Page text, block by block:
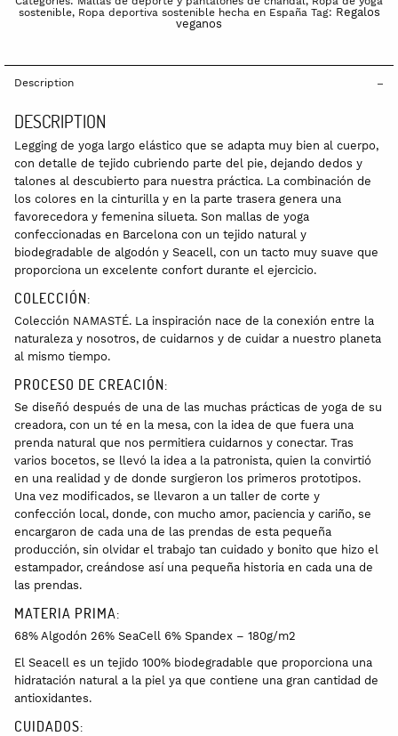
sostenible, Ropa deportiva sostenible hecha en España Tag: Regalos
veganos
Description
DESCRIPTION
Legging de yoga largo elástico que se adapta muy bien al cuerpo,
con detalle de tejido cubriendo parte del pie, dejando dedos y
talones al descubierto para nuestra práctica. La combinación de
los colores en la cinturilla y en la parte trasera genera una
favorecedora y femenina silueta. Son mallas de yoga
confeccionadas en Barcelona con un tejido natural y
biodegradable de algodón y Seacell, con un tacto muy suave que
proporciona un excelente confort durante el ejercicio.
COLECCIÓN:
Colección NAMASTÉ. La inspiración nace de la conexión entre la
naturaleza y nosotros, de cuidarnos y de cuidar a nuestro planeta
al mismo tiempo.
PROCESO DE CREACIÓN:
Se diseñó después de una de las muchas prácticas de yoga de su
creadora, con un té en la mesa, con la idea de que fuera una
prenda natural que nos permitiera cuidarnos y conectar. Tras
varios bocetos, se llevó la idea a la patronista, quien la convirtió
en una realidad y de donde surgieron los primeros prototipos.
Una vez modificados, se llevaron a un taller de corte y
confección local, donde, con mucho amor, paciencia y cariño, se
encargaron de cada una de las prendas de esta pequeña
producción, sin olvidar el trabajo tan cuidado y bonito que hizo el
estampador, creándose así una pequeña historia en cada una de
las prendas.
MATERIA PRIMA:
68% Algodón 26% SeaCell 6% Spandex – 180g/m2
El Seacell es un tejido 100% biodegradable que proporciona una
hidratación natural a la piel ya que contiene una gran cantidad de
antioxidantes.
CUIDADOS: